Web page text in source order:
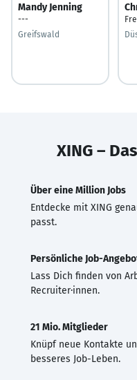
Mandy Jenning
---
Greifswald
XING –
Über eine Million Jobs
Entdecke mit XING
passt.
Persönliche Job-
Lass Dich finden von
Recruiter·innen.
21 Mio. Mitglieder
Knüpf neue Kontakte
besseres Job-Leben.